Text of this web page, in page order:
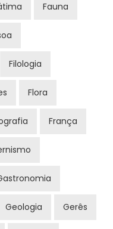
Fauna
Filologia
Flora
França
Geologia Gerês